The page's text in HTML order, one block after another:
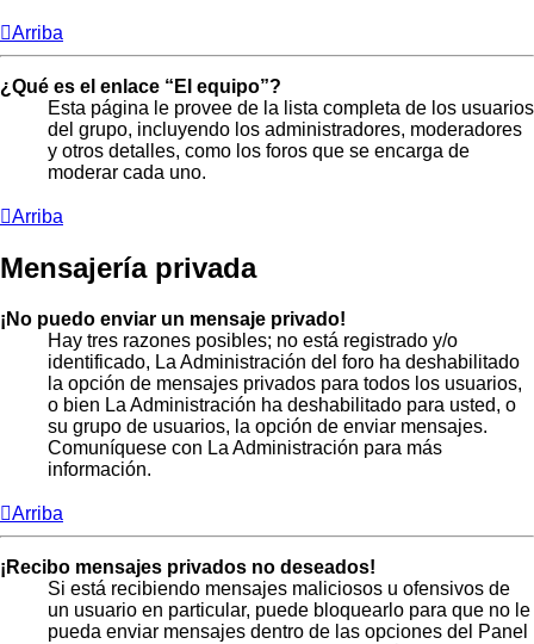
Arriba
¿Qué es el enlace “El equipo”?
Esta página le provee de la lista completa de los usuarios
del grupo, incluyendo los administradores, moderadores
y otros detalles, como los foros que se encarga de
moderar cada uno.
Arriba
Mensajería privada
¡No puedo enviar un mensaje privado!
Hay tres razones posibles; no está registrado y/o
identificado, La Administración del foro ha deshabilitado
la opción de mensajes privados para todos los usuarios,
o bien La Administración ha deshabilitado para usted, o
su grupo de usuarios, la opción de enviar mensajes.
Comuníquese con La Administración para más
información.
Arriba
¡Recibo mensajes privados no deseados!
Si está recibiendo mensajes maliciosos u ofensivos de
un usuario en particular, puede bloquearlo para que no le
pueda enviar mensajes dentro de las opciones del Panel